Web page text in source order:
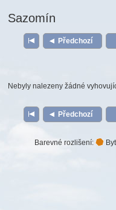
Sazomín
Předchozí
Nebyly nalezeny žádné
Předchozí
Barevné rozlišení: